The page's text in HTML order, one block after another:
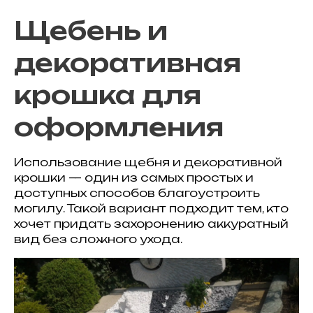
Щебень и
декоративная
крошка для
оформления
Использование щебня и декоративной
крошки — один из самых простых и
доступных способов благоустроить
могилу. Такой вариант подходит тем, кто
хочет придать захоронению аккуратный
вид без сложного ухода.